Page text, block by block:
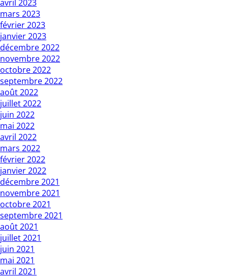
avril 2023
mars 2023
février 2023
janvier 2023
décembre 2022
novembre 2022
octobre 2022
septembre 2022
août 2022
juillet 2022
juin 2022
mai 2022
avril 2022
mars 2022
février 2022
janvier 2022
décembre 2021
novembre 2021
octobre 2021
septembre 2021
août 2021
juillet 2021
juin 2021
mai 2021
avril 2021